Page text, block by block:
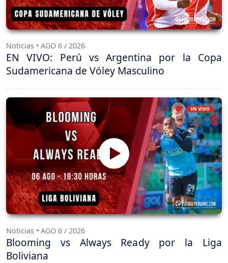
Noticias • AGO 6 / 2026
EN VIVO: Perú vs Argentina por la Copa
Sudamericana de Vóley Masculino
Noticias • AGO 6 / 2026
Blooming vs Always Ready por la Liga
Boliviana